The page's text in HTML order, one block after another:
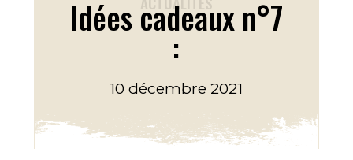
Idées cadeaux n°7
:
10 décembre 2021